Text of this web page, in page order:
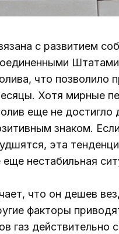
с развитием
Штатами
что позволило
Хотя мирные
еще не достигло
знаком.
эта
нестабильная
что он дешев
факторы
газ действительно